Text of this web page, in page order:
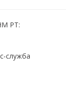
РТ:
служба